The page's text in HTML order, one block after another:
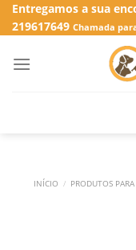
SkipEntregamos a sua
219617649 Chamada
INÍCIO / PRODUTOS